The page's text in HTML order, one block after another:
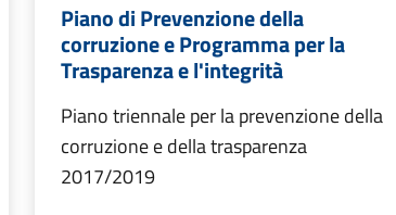
Piano di Prevenzione della
corruzione e Programma per la
Trasparenza e l'integrità
Piano triennale per la prevenzione della
corruzione e della trasparenza
2017/2019